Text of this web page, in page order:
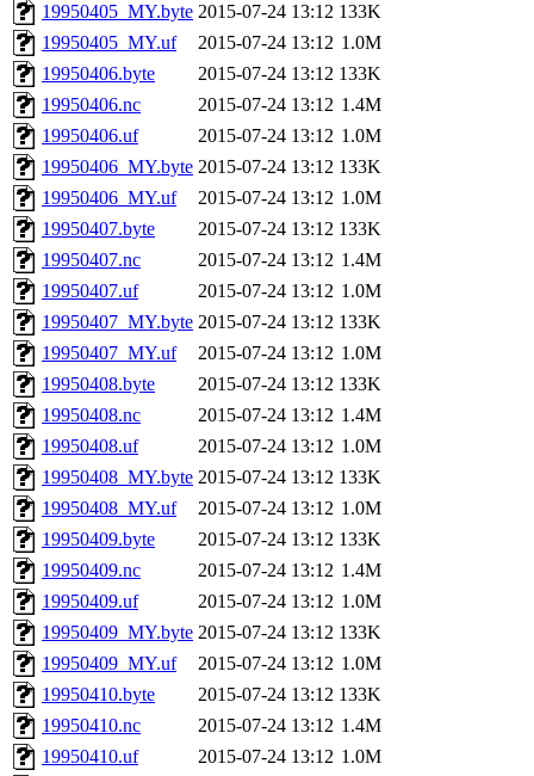
19950405_MY.byte 2015-07-24 13:12 133K
19950405_MY.uf
2015-07-24 13:12 1.0M
19950406.byte
2015-07-24 13:12 133K
19950406.nc
2015-07-24 13:12 1.4M
19950406.uf
2015-07-24 13:12 1.0M
19950406_MY.byte 2015-07-24 13:12 133K
19950406_MY.uf
2015-07-24 13:12 1.0M
19950407.byte
2015-07-24 13:12 133K
19950407.nc
2015-07-24 13:12 1.4M
19950407.uf
2015-07-24 13:12 1.0M
19950407_MY.byte 2015-07-24 13:12 133K
19950407_MY.uf
2015-07-24 13:12 1.0M
19950408.byte
2015-07-24 13:12 133K
19950408.nc
2015-07-24 13:12 1.4M
19950408.uf
2015-07-24 13:12 1.0M
19950408_MY.byte 2015-07-24 13:12 133K
19950408_MY.uf
2015-07-24 13:12 1.0M
19950409.byte
2015-07-24 13:12 133K
19950409.nc
2015-07-24 13:12 1.4M
19950409.uf
2015-07-24 13:12 1.0M
19950409_MY.byte 2015-07-24 13:12 133K
19950409_MY.uf
2015-07-24 13:12 1.0M
19950410.byte
2015-07-24 13:12 133K
19950410.nc
2015-07-24 13:12 1.4M
19950410.uf
2015-07-24 13:12 1.0M